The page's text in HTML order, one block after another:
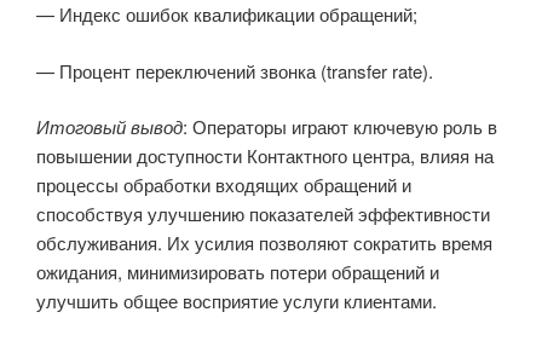
— Индекс ошибок квалификации обращений;
— Процент переключений звонка (transfer rate).
Итоговый вывод: Операторы играют ключевую роль в
повышении доступности Контактного центра, влияя на
процессы обработки входящих обращений и
способствуя улучшению показателей эффективности
обслуживания. Их усилия позволяют сократить время
ожидания, минимизировать потери обращений и
улучшить общее восприятие услуги клиентами.